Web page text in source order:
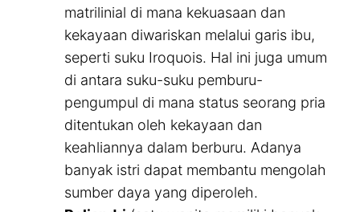
matrilinial di mana kekuasaan dan
kekayaan diwariskan melalui garis ibu,
seperti suku Iroquois. Hal ini juga umum
di antara suku-suku pemburu-
pengumpul di mana status seorang pria
ditentukan oleh kekayaan dan
keahliannya dalam berburu. Adanya
banyak istri dapat membantu mengolah
sumber daya yang diperoleh.